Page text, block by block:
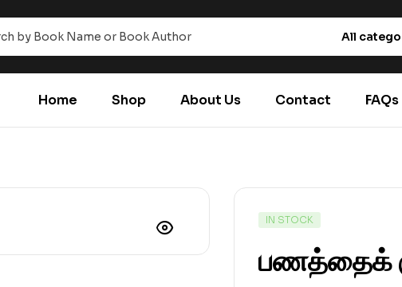
All
Home Shop About Us Contact FAQs
IN STOCK
பணத்தைக்